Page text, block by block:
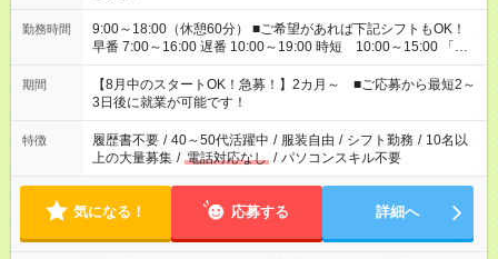
勤務時間
9:00～18:00（休憩60分） ■ご希望があれば下記シフトもOK！
早番 7:00～16:00 遅番 10:00～19:00 時短 10:00～15:00 「家
族と休みを合わせたい」 「余裕を持って夕飯の準備がしたい」
「できれば残業はしたくない」 など、ご希望を教えてください
ね。 ※Wワーク希望の方へ 今ご覧のお仕事で希望する勤務時間
と、もう1つのお仕事の勤務時間。 合計で週40時間を超える場
合は応募できません。
期間
【8月中のスタートOK！急募！】2カ月～ ■ご応募から最短2～
3日後に就業が可能です！
特徴 履歴書不要 / 40～50代活躍中 / 服装自由 / シフト勤務 / 10名以
上の大量募集 / 電話対応なし / パソコンスキル不要
気になる！ 応募する 詳細へ